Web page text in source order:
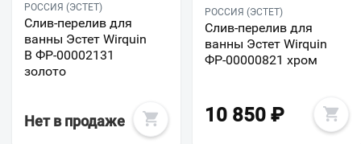
РОССИЯ (ЭСТЕТ)
Слив-перелив для
ванны Эстет Wirquin
В ФР-00002131
золото
Нет в продаже
РОССИЯ (ЭСТЕТ)
Слив-перелив для
ванны Эстет Wirquin
ФР-00000821 хром
10 850 ₽